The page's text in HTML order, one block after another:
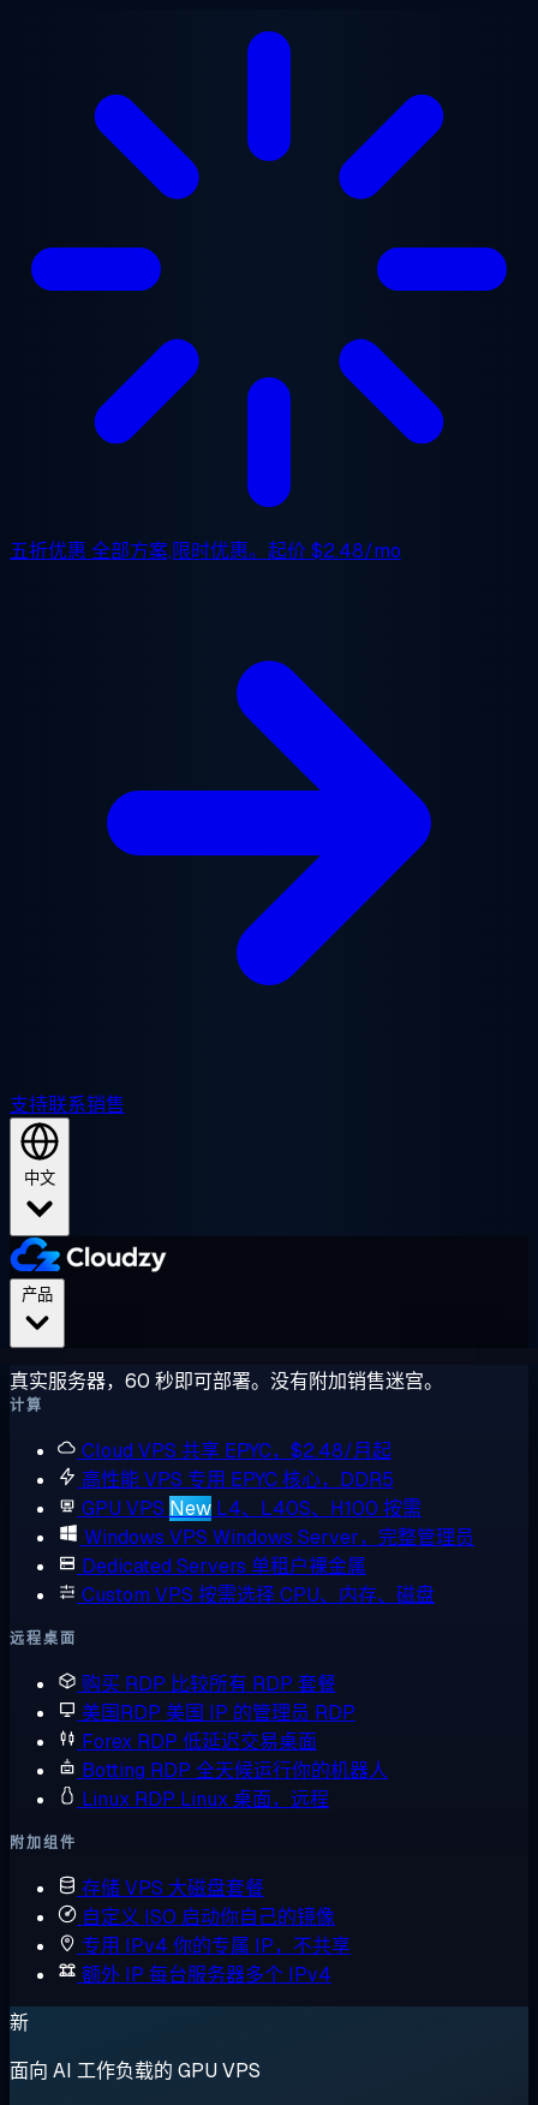
五折优惠 全部方案,限时优惠。起价$2.48/mo
支持联系销售
中文
真实服务器，60 秒即可部署。没有附加销售迷宫。
计算
Cloud VPS 共享 EPYC，$2.48/月起
高性能 VPS 专用 EPYC 核心，DDR5
GPU VPS New L4、L40S、H100 按需
Windows VPS Windows Server，完整管理员
Dedicated Servers 单租户裸金属
Custom VPS 按需选择 CPU、内存、磁盘
远程桌面
购买 RDP 比较所有 RDP 套餐
美国RDP 美国 IP 的管理员 RDP
Forex RDP 低延迟交易桌面
Botting RDP 全天候运行你的机器人
Linux RDP Linux 桌面，远程
附加组件
存储 VPS 大磁盘套餐
自定义 ISO 启动你自己的镜像
专用 IPv4 你的专属 IP，不共享
额外 IP 每台服务器多个 IPv4
新
面向 AI 工作负载的 GPU VPS